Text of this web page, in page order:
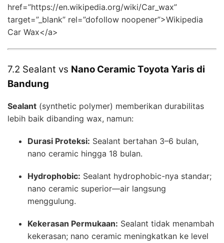
href=”https://en.wikipedia.org/wiki/Car_wax”
target=”_blank” rel=”dofollow noopener”>Wikipedia
Car Wax</a>
7.2 Sealant vs Nano Ceramic Toyota Yaris di
Bandung
Sealant (synthetic polymer) memberikan durabilitas
lebih baik dibanding wax, namun:
Durasi Proteksi: Sealant bertahan 3–6 bulan,
nano ceramic hingga 18 bulan.
Hydrophobic: Sealant hydrophobic-nya standar;
nano ceramic superior—air langsung
menggulung.
Kekerasan Permukaan: Sealant tidak menambah
kekerasan; nano ceramic meningkatkan ke level